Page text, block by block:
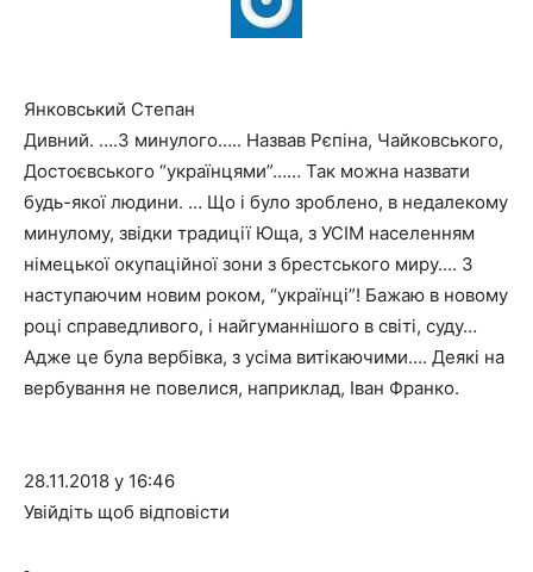
Янковський Степан
Дивний. ….З минулого….. Назвав Рєпіна, Чайковського,
Достоєвського “українцями”…… Так можна назвати
будь-якої людини. … Що і було зроблено, в недалекому
минулому, звідки традиції Юща, з УСІМ населенням
німецької окупаційної зони з брестського миру…. З
наступаючим новим роком, “українці”! Бажаю в новому
році справедливого, і найгуманнішого в світі, суду…
Адже це була вербівка, з усіма витікаючими…. Деякі на
вербування не повелися, наприклад, Іван Франко.
28.11.2018 у 16:46
Увійдіть щоб відповісти